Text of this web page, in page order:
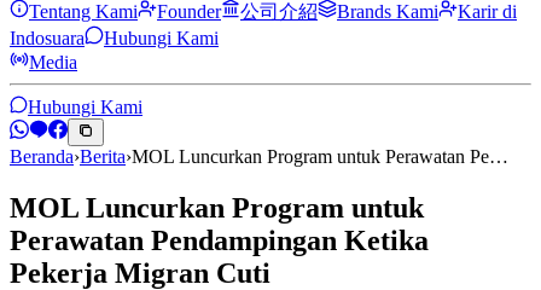
Tentang Kami Founder 公司介紹 Brands Kami
Karir di
Indosuara
Hubungi Kami
Media
Hubungi Kami
Beranda›Berita›MOL Luncurkan Program untuk Perawatan Pe…
MOL Luncurkan Program untuk
Perawatan Pendampingan Ketika
Pekerja Migran Cuti